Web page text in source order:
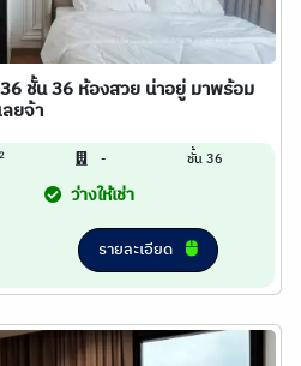
ชั้น 36 ห้องสวย น่าอยู่ มาพร้อม
ยจ้า
2 - ชั้น 36
ว่างให้เช่า
รายละเอียด